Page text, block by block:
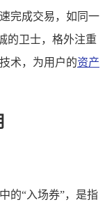
完成交易，如同一
的卫士，格外注重
术，为用户的资产
的“入场券”，是指